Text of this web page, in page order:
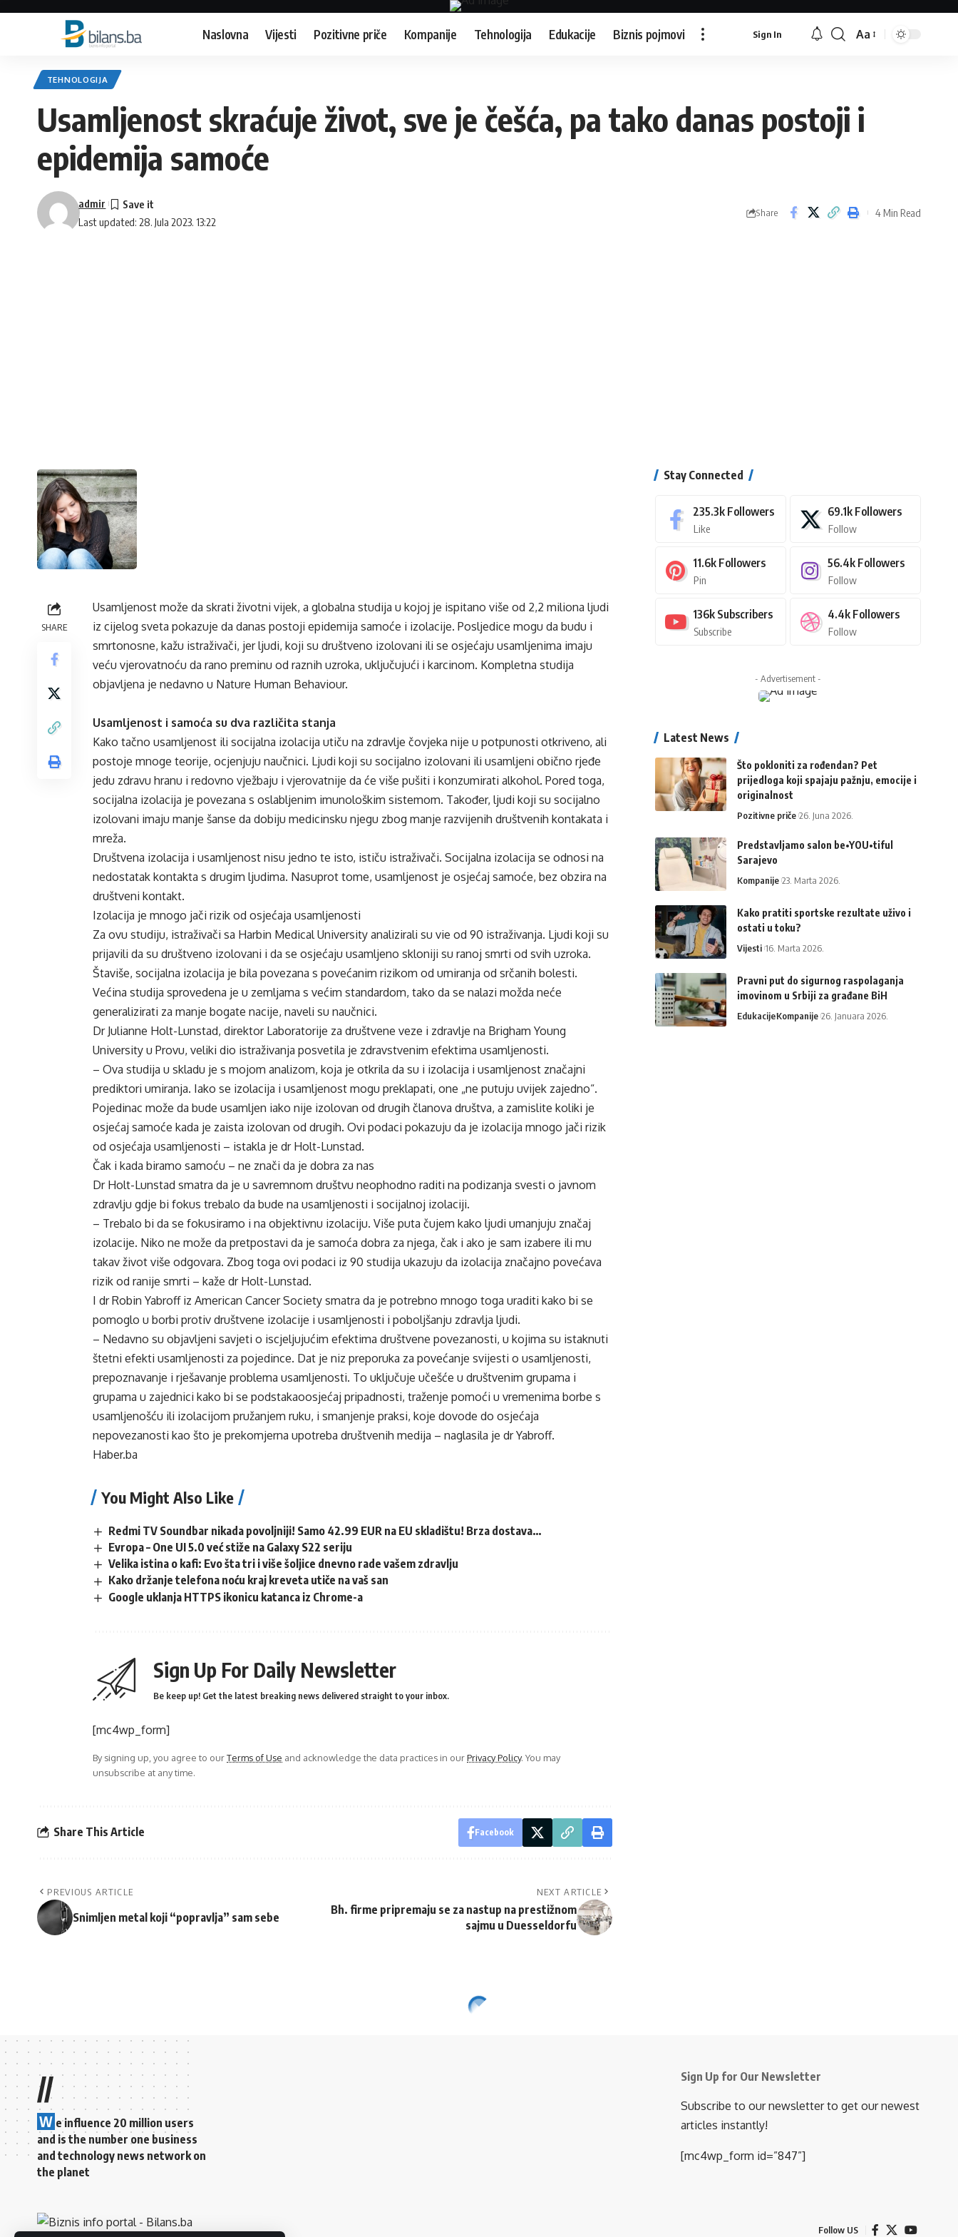
Naslovna Vijesti Pozitivne priče Kompanije Tehnologija Edukacije Biznis pojmovi Sign In
Font
Aa
TEHNOLOGIJA
Usamljenost skraćuje život, sve je češća, pa tako danas postoji i
epidemija samoće
Last updated: 28. Jula 2023. 13:22
admir
Share 4 Min Read
SHARE
Usamljenost može da skrati životni vijek, a globalna studija u kojoj je ispitano više od 2,2 miliona ljudi
iz cijelog sveta pokazuje da danas postoji epidemija samoće i izolacije. Posljedice mogu da budu i
smrtonosne, kažu istraživači, jer ljudi, koji su društveno izolovani ili se osjećaju usamljenima imaju
veću vjerovatnoću da rano preminu od raznih uzroka, uključujući i karcinom. Kompletna studija
objavljena je nedavno u Nature Human Behaviour.
Usamljenost i samoća su dva različita stanja
Kako tačno usamljenost ili socijalna izolacija utiču na zdravlje čovjeka nije u potpunosti otkriveno, ali
postoje mnoge teorije, ocjenjuju naučnici. Ljudi koji su socijalno izolovani ili usamljeni obično rjeđe
jedu zdravu hranu i redovno vježbaju i vjerovatnije da će više pušiti i konzumirati alkohol. Pored toga,
socijalna izolacija je povezana s oslabljenim imunološkim sistemom. Također, ljudi koji su socijalno
izolovani imaju manje šanse da dobiju medicinsku njegu zbog manje razvijenih društvenih kontakata i
mreža.
Društvena izolacija i usamljenost nisu jedno te isto, ističu istraživači. Socijalna izolacija se odnosi na
nedostatak kontakta s drugim ljudima. Nasuprot tome, usamljenost je osjećaj samoće, bez obzira na
društveni kontakt.
Izolacija je mnogo jači rizik od osjećaja usamljenosti
Za ovu studiju, istraživači sa Harbin Medical University analizirali su vie od 90 istraživanja. Ljudi koji su
prijavili da su društveno izolovani i da se osjećaju usamljeno skloniji su ranoj smrti od svih uzroka.
Štaviše, socijalna izolacija je bila povezana s povećanim rizikom od umiranja od srčanih bolesti.
Većina studija sprovedena je u zemljama s većim standardom, tako da se nalazi možda neće
generalizirati za manje bogate nacije, naveli su naučnici.
Dr Julianne Holt-Lunstad, direktor Laboratorije za društvene veze i zdravlje na Brigham Young
University u Provu, veliki dio istraživanja posvetila je zdravstvenim efektima usamljenosti.
– Ova studija u skladu je s mojom analizom, koja je otkrila da su i izolacija i usamljenost značajni
prediktori umiranja. Iako se izolacija i usamljenost mogu preklapati, one „ne putuju uvijek zajedno“.
Pojedinac može da bude usamljen iako nije izolovan od drugih članova društva, a zamislite koliki je
osjećaj samoće kada je zaista izolovan od drugih. Ovi podaci pokazuju da je izolacija mnogo jači rizik
od osjećaja usamljenosti – istakla je dr Holt-Lunstad.
Čak i kada biramo samoću – ne znači da je dobra za nas
Dr Holt-Lunstad smatra da je u savremnom društvu neophodno raditi na podizanja svesti o javnom
zdravlju gdje bi fokus trebalo da bude na usamljenosti i socijalnoj izolaciji.
– Trebalo bi da se fokusiramo i na objektivnu izolaciju. Više puta čujem kako ljudi umanjuju značaj
izolacije. Niko ne može da pretpostavi da je samoća dobra za njega, čak i ako je sam izabere ili mu
takav život više odgovara. Zbog toga ovi podaci iz 90 studija ukazuju da izolacija značajno povećava
rizik od ranije smrti – kaže dr Holt-Lunstad.
I dr Robin Yabroff iz American Cancer Society smatra da je potrebno mnogo toga uraditi kako bi se
pomoglo u borbi protiv društvene izolacije i usamljenosti i poboljšanju zdravlja ljudi.
– Nedavno su objavljeni savjeti o iscjeljujućim efektima društvene povezanosti, u kojima su istaknuti
štetni efekti usamljenosti za pojedince. Dat je niz preporuka za povećanje svijesti o usamljenosti,
prepoznavanje i rješavanje problema usamljenosti. To uključuje učešće u društvenim grupama i
grupama u zajednici kako bi se podstakaoosjećaj pripadnosti, traženje pomoći u vremenima borbe s
usamljenošću ili izolacijom pružanjem ruku, i smanjenje praksi, koje dovode do osjećaja
nepovezanosti kao što je prekomjerna upotreba društvenih medija – naglasila je dr Yabroff.
Haber.ba
You Might Also Like
Redmi TV Soundbar nikada povoljniji! Samo 42.99 EUR na EU skladištu! Brza dostava…
Evropa – One UI 5.0 već stiže na Galaxy S22 seriju
Velika istina o kafi: Evo šta tri i više šoljice dnevno rade vašem zdravlju
Kako držanje telefona noću kraj kreveta utiče na vaš san
Google uklanja HTTPS ikonicu katanca iz Chrome-a
Sign Up For Daily Newsletter
Be keep up! Get the latest breaking news delivered straight to your inbox.
[mc4wp_form]
By signing up, you agree to ourTerms of Use and acknowledge the data practices in ourPrivacy Policy. You may
unsubscribe at any time.
Share This Article Facebook
PREVIOUS ARTICLE
Snimljen metal koji “popravlja” sam sebe
NEXT ARTICLE
Bh. firme pripremaju se za nastup na prestižnom
sajmu u Duesseldorfu
Stay Connected
235.3k Followers
Like
69.1k Followers
Follow
11.6k Followers
Pin
56.4k Followers
Follow
136k Subscribers
Subscribe
4.4k Followers
Follow
- Advertisement -
Latest News
Što pokloniti za rođendan? Pet
prijedloga koji spajaju pažnju, emocije i
originalnost
Pozitivne priče 26. Juna 2026.
Predstavljamo salon be•YOU•tiful
Sarajevo
Kompanije 23. Marta 2026.
Kako pratiti sportske rezultate uživo i
ostati u toku?
Vijesti 16. Marta 2026.
Pravni put do sigurnog raspolaganja
imovinom u Srbiji za građane BiH
EdukacijeKompanije 26. Januara 2026.
//
W e influence 20 million users
and is the number one business
and technology news network on
the planet
Sign Up for Our Newsletter
Subscribe to our newsletter to get our newest
articles instantly!
[mc4wp_form id=”847”]
Follow US